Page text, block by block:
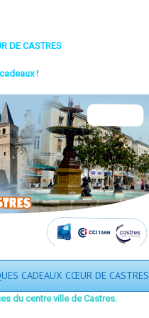
DE CASTRES
!
CADEAUX CŒUR DE CASTRES
du centre ville de Castres.